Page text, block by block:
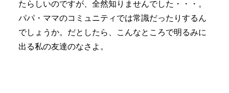
たらしいのですが、全然知りませんでした・・・。
パパ・ママのコミュニティでは常識だったりするん
でしょうか。だとしたら、こんなところで明るみに
出る私の友達のなさよ。